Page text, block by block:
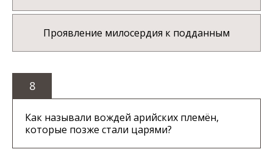
Проявление милосердия к подданным
8
Как называли вождей арийских племён,
которые позже стали царями?